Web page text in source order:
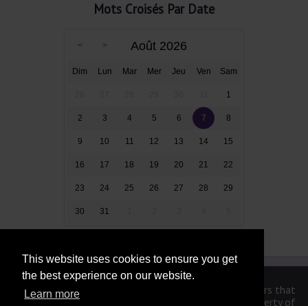
This website uses cookies to ensure you get
the best experience on our website.
Learn more
Mots Croisés Par Date
Août 2026
Dim Lun Mar Mer Jeu Ven Sam
1
2 3 4 5 6 7 8
9 10 11 12 13 14 15
16 17 18 19 20 21 22
23 24 25 26 27 28 29
30 31
We are in no way affiliated or endorsed by the publishers that
have created the games. All images and logos are property of